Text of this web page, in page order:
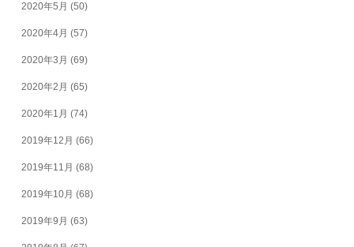
2020年5月 (50)
2020年4月 (57)
2020年3月 (69)
2020年2月 (65)
2020年1月 (74)
2019年12月 (66)
2019年11月 (68)
2019年10月 (68)
2019年9月 (63)